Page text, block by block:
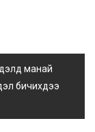
манай
бичихдээ